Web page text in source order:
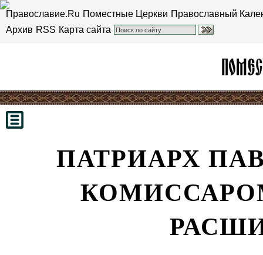
Православие.Ru Поместные Церкви Православный
Архив RSS Карта сайта
ПАТРИАРХ